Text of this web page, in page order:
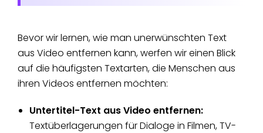
Bevor wir lernen, wie man unerwünschten Text
aus Video entfernen kann, werfen wir einen Blick
auf die häufigsten Textarten, die Menschen aus
ihren Videos entfernen möchten:
Untertitel-Text aus Video entfernen:
Textüberlagerungen für Dialoge in Filmen, TV-